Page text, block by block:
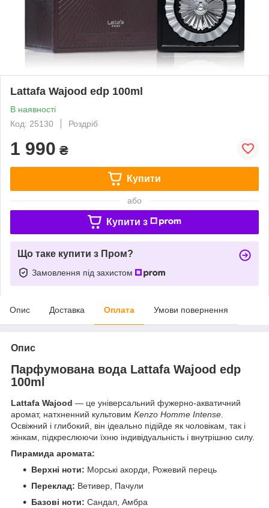
Lattafa Wajood edp 100ml
В наявності
Код: 25130
Роздріб
1 990 ₴
Купити
або
Купити з
Що таке купити з Пром?
Замовлення під захистом
Опис Доставка Оплата Умови повернення
Опис
Парфумована вода Lattafa Wajood edp
100ml
Lattafa Wajood — це універсальний фужерно-акватичний
аромат, натхненний культовим Kenzo Homme Intense.
Освіжний і глибокий, він ідеально підійде як чоловікам, так і
жінкам, підкреслюючи їхню індивідуальність і внутрішню силу.
Пирамида аромата:
Верхні ноти: Морські акорди, Рожевий перець
Переклад: Ветивер, Пачули
Базові ноти: Сандал, Амбра